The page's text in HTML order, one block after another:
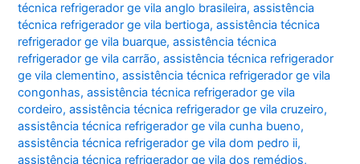
técnica refrigerador ge vila anglo brasileira,assistência
técnica refrigerador ge vila bertioga,assistência técnica
refrigerador ge vila buarque,assistência técnica
refrigerador ge vila carrão,assistência técnica refrigerador
ge vila clementino,assistência técnica refrigerador ge vila
congonhas,assistência técnica refrigerador ge vila
cordeiro,assistência técnica refrigerador ge vila cruzeiro,
assistência técnica refrigerador ge vila cunha bueno,
assistência técnica refrigerador ge vila dom pedro ii,
assistência técnica refrigerador ge vila dos remédios,